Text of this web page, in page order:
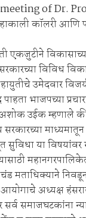
of Dr.
कॉलरी आणि
एकजुटीने
विविध
महायुतीचे उमेदवार
पाहता भाजपच्या
उईक म्हणाले
सरकारच्या
या
मताधिक्याने
आयोगाचे अध्यक्ष
सर्व समाजघटकांना